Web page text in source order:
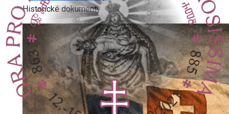
Historické dokumenty